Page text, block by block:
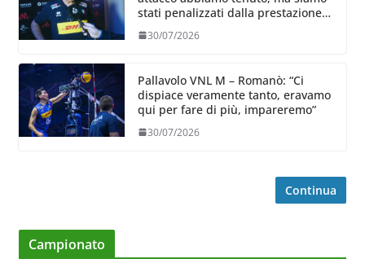
stati penalizzati dalla prestazione
30/07/2026
Pallavolo VNL M – Romanò: “Ci
dispiace veramente tanto, eravamo
qui per fare di più, impareremo”
30/07/2026
Continua
Campionato